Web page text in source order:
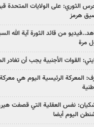
الثوري: على الولايات المتحدة
هرمز
من قائد الثورة آية الله
مرة
القوات الأجنبية يجب أن تغادر
المعركة الرئيسية اليوم هي
نفس العقلية التي قصفت
اليوم أيضا